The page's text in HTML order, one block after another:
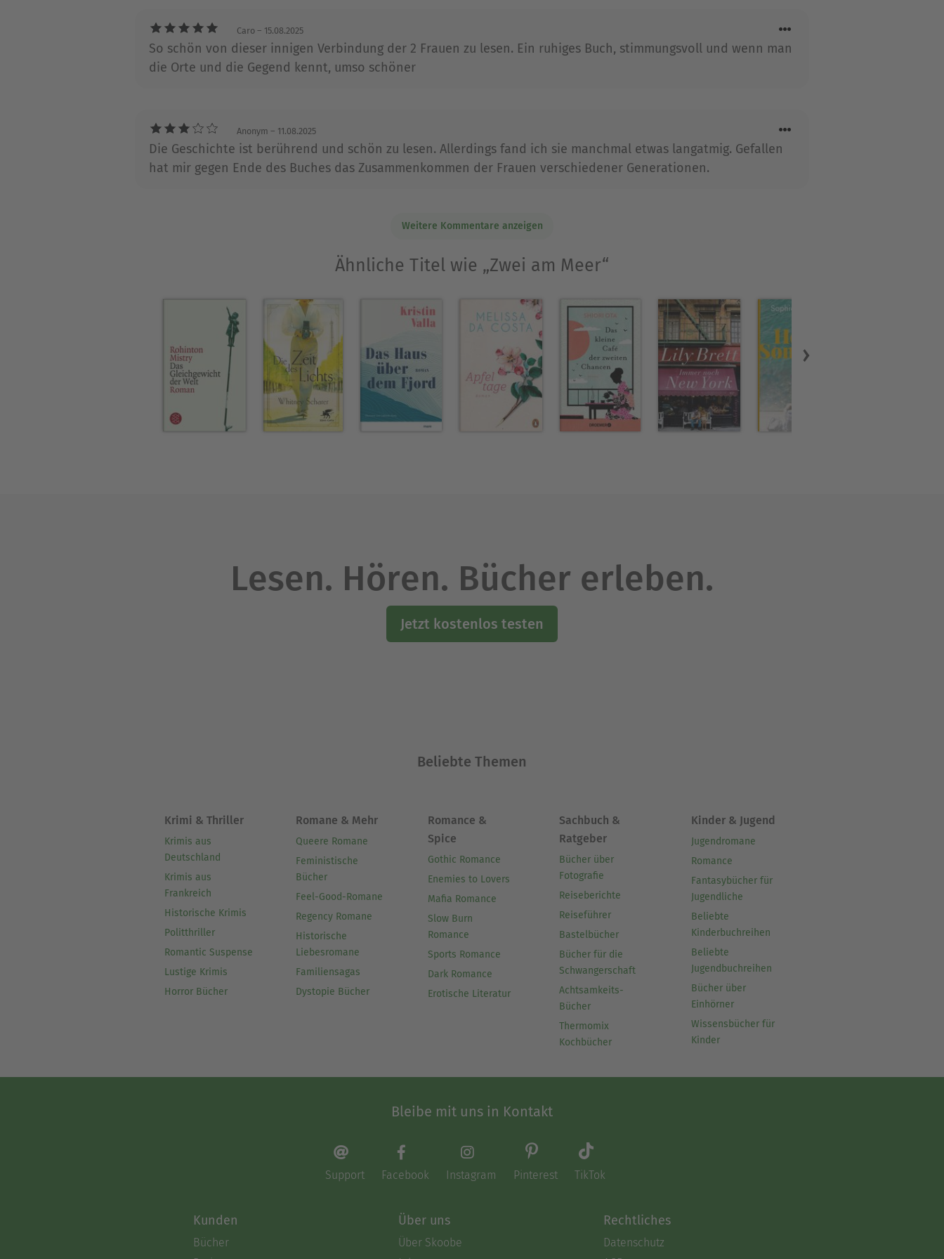
Caro – 15.08.2025
So schön von dieser innigen Verbindung der 2 Frauen zu lesen. Ein ruhiges Buch, stimmungsvoll und wenn man
die Orte und die Gegend kennt, umso schöner
Anonym – 11.08.2025
Die Geschichte ist berührend und schön zu lesen. Allerdings fand ich sie manchmal etwas langatmig. Gefallen
hat mir gegen Ende des Buches das Zusammenkommen der Frauen verschiedener Generationen.
Weitere Kommentare anzeigen
Ähnliche Titel wie „Zwei am Meer“
Lesen. Hören. Bücher erleben.
Jetzt kostenlos testen
Beliebte Themen
Krimi & Thriller
Krimis aus
Deutschland
Krimis aus
Frankreich
Historische Krimis
Politthriller
Romantic Suspense
Lustige Krimis
Horror Bücher
Romane & Mehr
Queere Romane
Feministische
Bücher
Feel-Good-Romane
Regency Romane
Historische
Liebesromane
Familiensagas
Dystopie Bücher
Romance &
Spice
Gothic Romance
Enemies to Lovers
Mafia Romance
Slow Burn
Romance
Sports Romance
Dark Romance
Erotische Literatur
Sachbuch &
Ratgeber
Bücher über
Fotografie
Reiseberichte
Reiseführer
Bastelbücher
Bücher für die
Schwangerschaft
Achtsamkeits-
Bücher
Thermomix
Kochbücher
Kinder & Jugend
Jugendromane
Romance
Fantasybücher für
Jugendliche
Beliebte
Kinderbuchreihen
Beliebte
Jugendbuchreihen
Bücher über
Einhörner
Wissensbücher für
Kinder
Bleibe mit uns in Kontakt
Support Facebook Instagram Pinterest TikTok
Kunden
Bücher
Über uns
Über Skoobe
Rechtliches
Datenschutz